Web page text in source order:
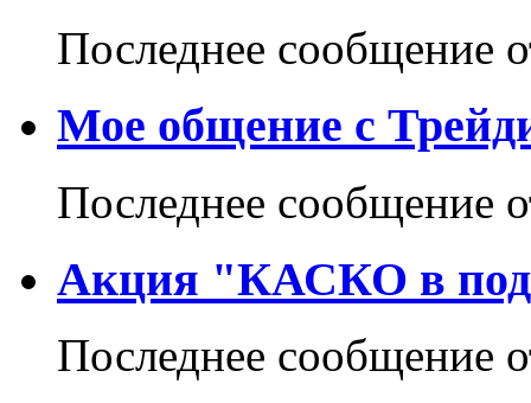
Последнее сообщение
Мое общение с
Последнее сообщение
Акция "КАСКО в
Последнее сообщение